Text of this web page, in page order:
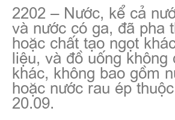
2202 – Nước, kể cả
và nước có ga, đã pha
hoặc chất tạo ngọt
liệu, và đồ uống không
khác, không bao gồm
hoặc nước rau ép
20.09.